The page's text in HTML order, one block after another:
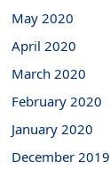
May 2020
April 2020
March 2020
February 2020
January 2020
December 2019